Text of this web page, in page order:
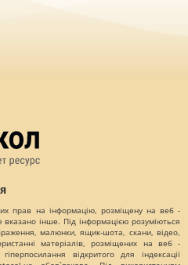
прав на інформацію, розміщену на веб -
вказано інше. Під інформацією розуміються
малюнки, ящик-шота, скани, відео,
матеріалів, розміщених на веб -
відкритого для індексації